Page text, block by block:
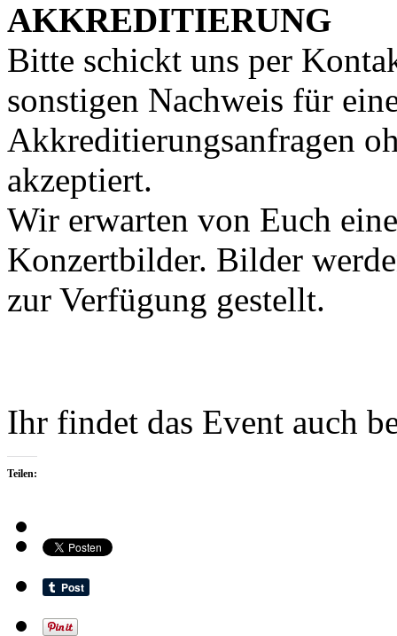
AKKREDITIERUNG
Bitte schickt uns per
sonstigen Nachweis für
Akkreditierungsanfragen
akzeptiert.
Wir erwarten von Euch
Konzertbilder. Bilder
zur Verfügung gestellt.
Ihr findet das Event auch
Teilen: